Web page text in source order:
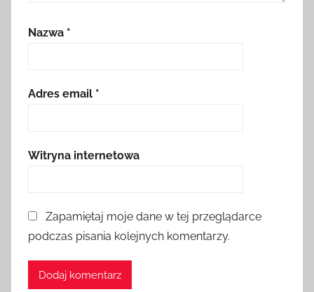
Nazwa *
Adres email *
Witryna internetowa
Zapamiętaj moje dane w tej przeglądarce
podczas pisania kolejnych komentarzy.